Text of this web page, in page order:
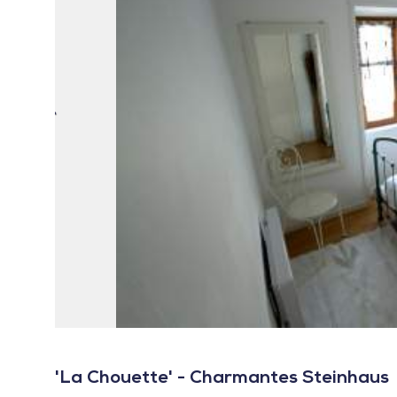
'La Chouette' - Charmantes Steinhaus